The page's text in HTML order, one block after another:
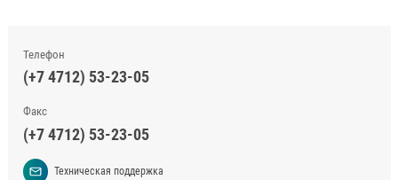
Телефон
(+7 4712) 53-23-05
Факс
(+7 4712) 53-23-05
Техническая поддержка